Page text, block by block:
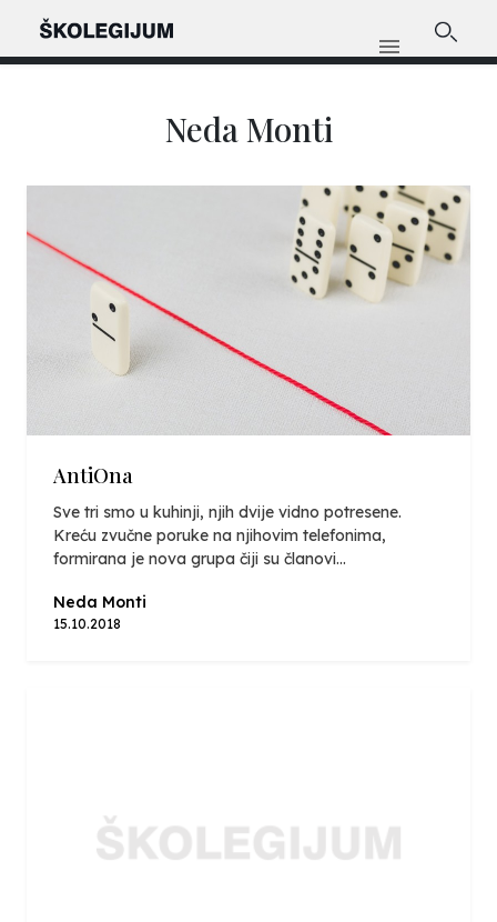
Neda Monti
AntiOna
Sve tri smo u kuhinji, njih dvije vidno potresene.
Kreću zvučne poruke na njihovim telefonima,
formirana je nova grupa čiji su članovi...
Neda Monti
15.10.2018